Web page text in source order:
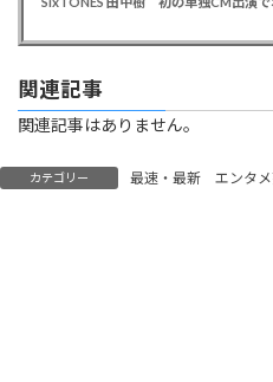
関連記事
関連記事はありません。
カテゴリー 最速・最新 エンタメ